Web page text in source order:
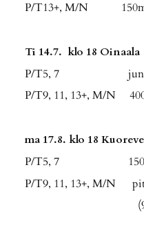
P/T13+, M/N
Ti 14.7. klo 18 Oinaala
P/T5, 7
P/T9, 11, 13+, M/N
ma 17.8. klo 18
P/T5, 7 150m,
P/T9, 11, 13+, M/N
(9-11v.